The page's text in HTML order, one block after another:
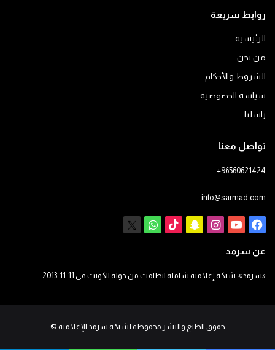
روابط سريعة
الرئيسية
من نحن
الشروط والأحكام
سياسة الخصوصية
راسلنا
تواصل معنا
+96560621424
info@sarmad.com
فيسبوكيوتيوبانستقرام
سناب ‫TikTokواتساب
عن سرمد
«سرمد»، شبكة إعلامية شاملة انطلقت من دولة الكويت في 11-11-2013
حقوق الطبع والنشر محفوظة لشبكة سرمد الإعلامية ©